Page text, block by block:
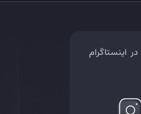
در اینستاگرام